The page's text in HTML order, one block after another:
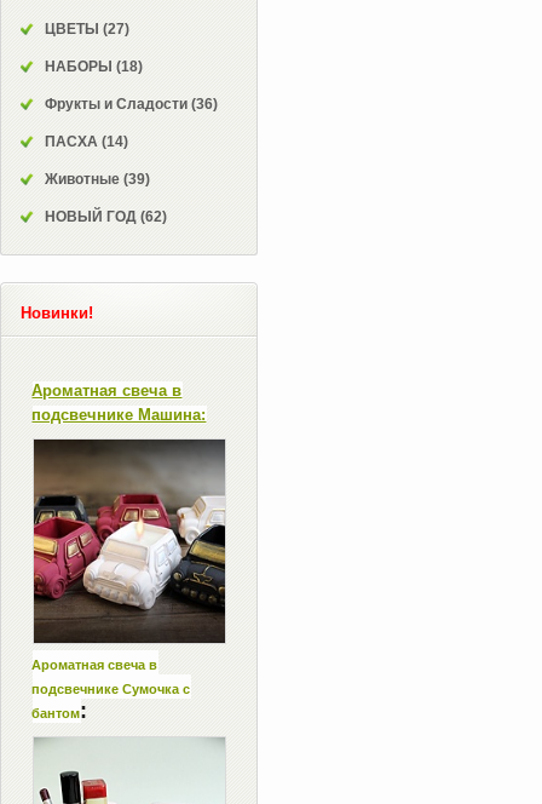
ЦВЕТЫ (27)
НАБОРЫ (18)
Фрукты и Сладости (36)
ПАСХА (14)
Животные (39)
НОВЫЙ ГОД (62)
Новинки!
Ароматная свеча в
подсвечнике Машина:
Ароматная свеча в
подсвечнике Сумочка с
бантом: